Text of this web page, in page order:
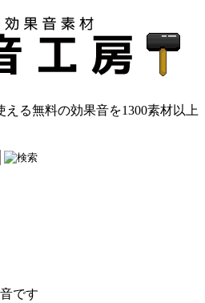
える無料の効果音を1300素材以上
です